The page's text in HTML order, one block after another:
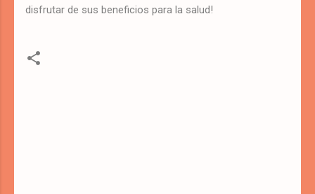
disfrutar de sus beneficios para la salud!